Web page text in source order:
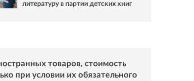
литературу в партии детских книг
товаров, стоимость
при условии их обязательного